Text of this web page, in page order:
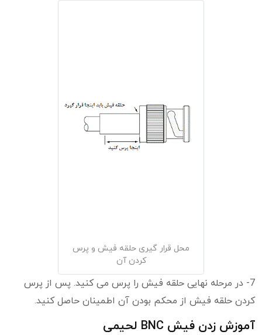
محل قرار گیری حلقه فیش و پرس
کردن آن
7- در مرحله نهایی حلقه فیش را پرس می کنید. پس از پرس
کردن حلقه فیش از محکم بودن آن اطمینان حاصل کنید.
آموزش زدن فیش BNC لحیمی